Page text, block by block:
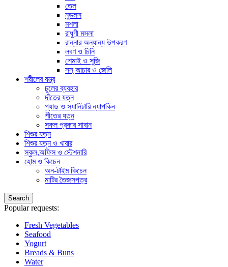
তেল
নুডলস
মশলা
রাধুণী মসলা
রান্নার অন্যান্য উপকরণ
লবণ ও চিনি
শেমাই ও সুজি
সস্ আচার ও জেলি
শরীলের যন্ত্র
চুলের ব্যবহার
দাঁতের যত্ন
প্যাড ও স্যানিটারি ন্যাপকিন
শীতের যত্ন
সকল প্রকার সাবান
শিশুর যত্ন
শিশুর যত্ন ও খাবার
স্কুল,অফিস ও স্টেশনারি
হোম ও কিচেন
অন-টাইম কিচেন
মাটির তৈজসপত্র
Search
Popular requests:
Fresh Vegetables
Seafood
Yogurt
Breads & Buns
Water